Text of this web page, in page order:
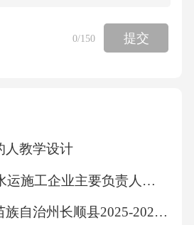
，十位上是3，个位上一个
个珠子也没有写0，个位上
，读作：六千零四。【点
子也没有的该数位上写0。
【分析】根据生活经验，结
0/150 提交
人教学设计
2026年公路水运施工企业主要负责人考试题库（附答案）
黔南布依族苗族自治州长顺县2025-2026学年数学四下期末统考试题（含答案）